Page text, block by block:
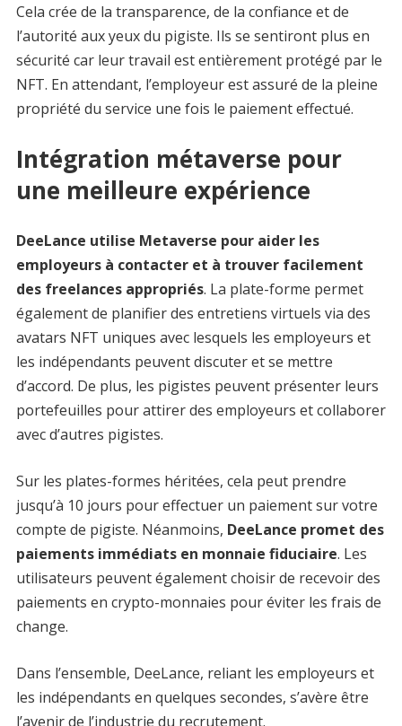
Cela crée de la transparence, de la confiance et de
l’autorité aux yeux du pigiste. Ils se sentiront plus en
sécurité car leur travail est entièrement protégé par le
NFT. En attendant, l’employeur est assuré de la pleine
propriété du service une fois le paiement effectué.
Intégration métaverse pour
une meilleure expérience
DeeLance utilise Metaverse pour aider les
employeurs à contacter et à trouver facilement
des freelances appropriés. La plate-forme permet
également de planifier des entretiens virtuels via des
avatars NFT uniques avec lesquels les employeurs et
les indépendants peuvent discuter et se mettre
d’accord. De plus, les pigistes peuvent présenter leurs
portefeuilles pour attirer des employeurs et collaborer
avec d’autres pigistes.
Sur les plates-formes héritées, cela peut prendre
jusqu’à 10 jours pour effectuer un paiement sur votre
compte de pigiste. Néanmoins, DeeLance promet des
paiements immédiats en monnaie fiduciaire. Les
utilisateurs peuvent également choisir de recevoir des
paiements en crypto-monnaies pour éviter les frais de
change.
Dans l’ensemble, DeeLance, reliant les employeurs et
les indépendants en quelques secondes, s’avère être
l’avenir de l’industrie du recrutement.